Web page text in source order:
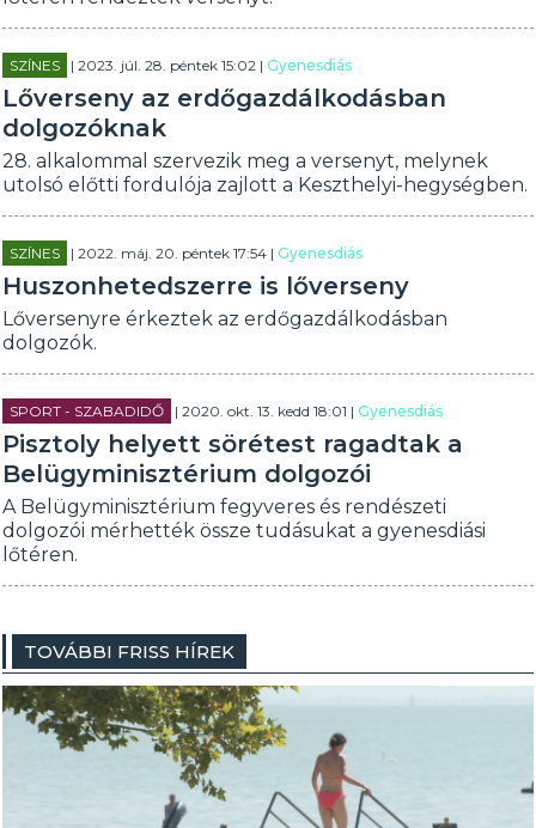
SZÍNES | 2023. júl. 28. péntek 15:02 |Gyenesdiás
Lőverseny az erdőgazdálkodásban
dolgozóknak
28. alkalommal szervezik meg a versenyt, melynek
utolsó előtti fordulója zajlott a Keszthelyi-hegységben.
SZÍNES | 2022. máj. 20. péntek 17:54 |Gyenesdiás
Huszonhetedszerre is lőverseny
Lőversenyre érkeztek az erdőgazdálkodásban
dolgozók.
SPORT - SZABADIDŐ | 2020. okt. 13. kedd 18:01 |Gyenesdiás
Pisztoly helyett sörétest ragadtak a
Belügyminisztérium dolgozói
A Belügyminisztérium fegyveres és rendészeti
dolgozói mérhették össze tudásukat a gyenesdiási
lőtéren.
TOVÁBBI FRISS HÍREK